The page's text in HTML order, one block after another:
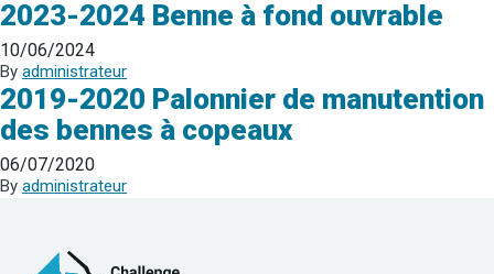
2023-2024 Benne à fond ouvrable
10/06/2024
By administrateur
2019-2020 Palonnier de manutention
des bennes à copeaux
06/07/2020
By administrateur